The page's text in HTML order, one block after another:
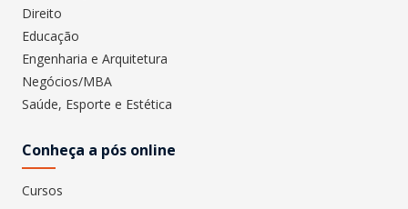
Direito
Educação
Engenharia e Arquitetura
Negócios/MBA
Saúde, Esporte e Estética
Conheça a pós online
Cursos